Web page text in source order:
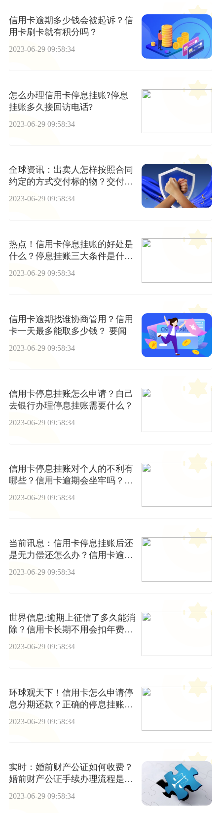
信用卡逾期多少钱会被起诉？信
用卡刷卡就有积分吗？
2023-06-29 09:58:34
怎么办理信用卡停息挂账?停息
挂账多久接回访电话?
2023-06-29 09:58:34
全球资讯：出卖人怎样按照合同
约定的方式交付标的物？交付方
式有哪些？
2023-06-29 09:58:34
热点！信用卡停息挂账的好处是
什么？停息挂账三大条件是什
么？
2023-06-29 09:58:34
信用卡逾期找谁协商管用？信用
卡一天最多能取多少钱？ 要闻
2023-06-29 09:58:34
信用卡停息挂账怎么申请？自己
去银行办理停息挂账需要什么？
2023-06-29 09:58:34
信用卡停息挂账对个人的不利有
哪些？信用卡逾期会坐牢吗？_
2023-06-29 09:58:34
当前讯息：信用卡停息挂账后还
是无力偿还怎么办？信用卡逾期
2023-06-29 09:58:34
世界信息:逾期上征信了多久能消
除？信用卡长期不用会扣年费
吗？
2023-06-29 09:58:34
环球观天下！信用卡怎么申请停
息分期还款？正确的停息挂账协
2023-06-29 09:58:34
实时：婚前财产公证如何收费？
婚前财产公证手续办理流程是什
么？
2023-06-29 09:58:34